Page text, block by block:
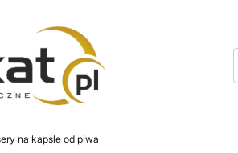
na kapsle od piwa